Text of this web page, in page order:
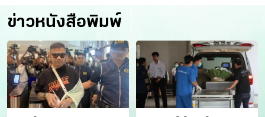
ข่าวหนังสือพิมพ์